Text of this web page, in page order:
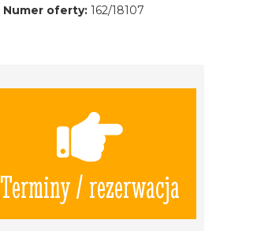
Numer oferty:162/18107
Terminy / rezerwacja